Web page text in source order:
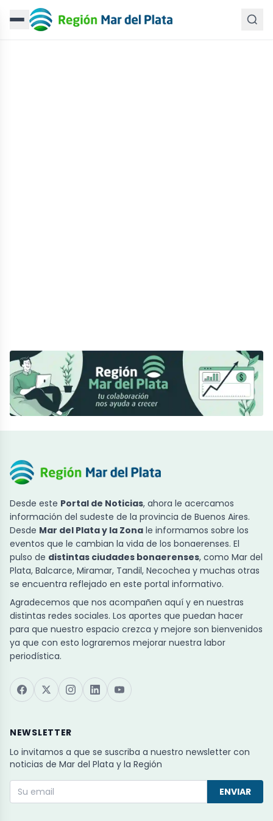
Desde este Portal de Noticias, ahora le acercamos
información del sudeste de la provincia de Buenos Aires.
Desde Mar del Plata y la Zona le informamos sobre los
eventos que le cambian la vida de los bonaerenses. El
pulso de distintas ciudades bonaerenses, como Mar del
Plata, Balcarce, Miramar, Tandil, Necochea y muchas otras
se encuentra reflejado en este portal informativo.
Agradecemos que nos acompañen aquí y en nuestras
distintas redes sociales. Los aportes que puedan hacer
para que nuestro espacio crezca y mejore son bienvenidos
ya que con esto lograremos mejorar nuestra labor
periodística.
NEWSLETTER
Lo invitamos a que se suscriba a nuestro newsletter con
noticias de Mar del Plata y la Región
ENVIAR